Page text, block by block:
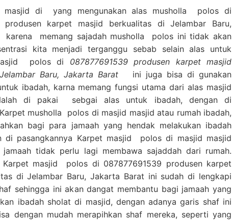
masjid di yang mengunakan alas musholla polos di
produsen karpet masjid berkualitas di Jelambar Baru,
memang sajadah musholla polos ini tidak akan
kita menjadi terganggu sebab selain alas untuk
polos di 087877691539 produsen karpet masjid
Baru, Jakarta Barat
ini juga bisa di gunakan
ibadah, karna memang fungsi utama dari alas masjid
di pakai sebgai alas untuk ibadah, dengan di
musholla polos di masjid masjid atau rumah ibadah,
bagi para jamaah yang hendak melakukan ibadah
di pasangkannya Karpet masjid polos di masjid masjid
jamaah tidak perlu lagi membawa sajaddah dari rumah.
masjid polos di 087877691539 produsen karpet
di Jelambar Baru, Jakarta Barat ini sudah di lengkapi
sehingga ini akan dangat membantu bagi jamaah yang
ibadah sholat di masjid, dengan adanya garis shaf ini
dengan mudah merapihkan shaf mereka, seperti yang